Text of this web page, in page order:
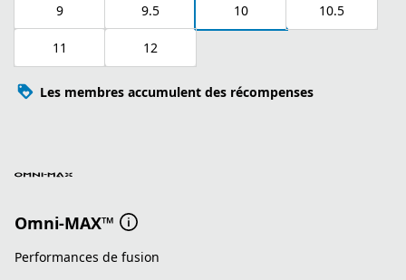
9 9.5 10 10.5
11 12
Les membres accumulent des récompenses
Omni-MAX™
Performances de fusion